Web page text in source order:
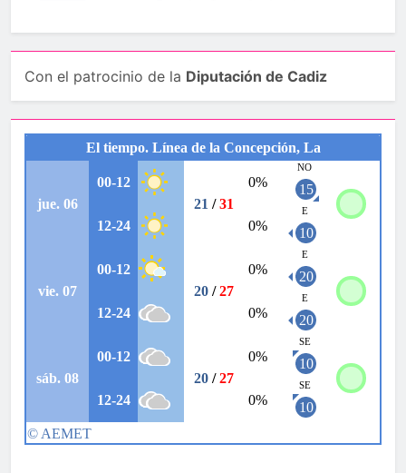
Con el patrocinio de la Diputación de Cadiz